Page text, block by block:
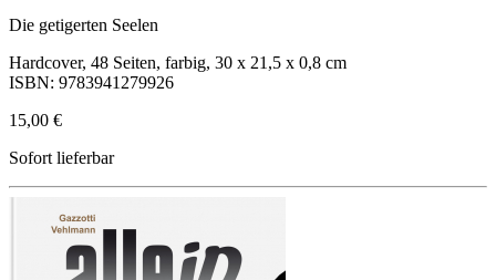
Die getigerten Seelen
Hardcover, 48 Seiten, farbig, 30 x 21,5 x 0,8 cm
ISBN: 9783941279926
15,00 €
Sofort lieferbar